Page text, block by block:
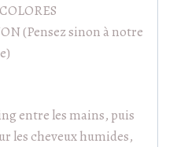
(Pensez sinon à notre
entre les mains, puis
les cheveux humides,